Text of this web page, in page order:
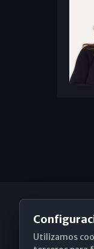
Utilizamos